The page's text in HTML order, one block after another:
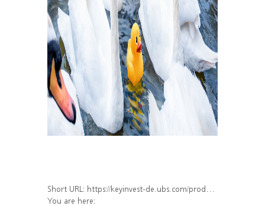
Short URL: https://keyinvest-de.ubs.com/produkt/detail/index/isin/DE000WA7THJ2
You are here: